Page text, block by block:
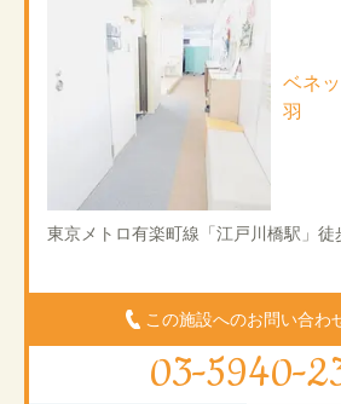
ベネ
羽
東京メトロ有楽町線「江戸川橋駅」徒
この施設へのお問い合わ
03-5940-